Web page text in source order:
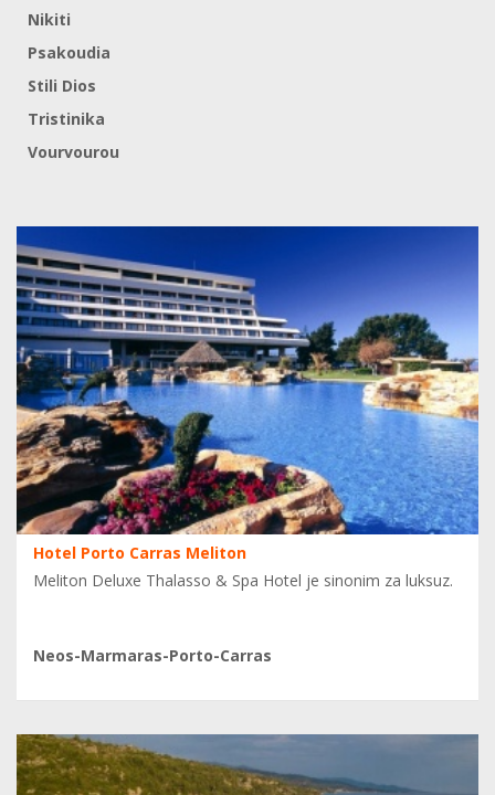
Nikiti
Psakoudia
Stili Dios
Tristinika
Vourvourou
Hotel Porto Carras Meliton
Meliton Deluxe Thalasso & Spa Hotel je sinonim za luksuz.
Neos-Marmaras-Porto-Carras